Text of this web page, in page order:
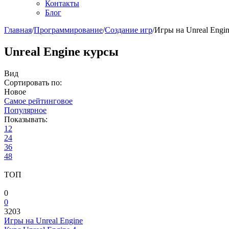
Контакты
Блог
Главная/Программирование/Создание игр/Игры на Unreal
Unreal Engine курсы
Вид
Сортировать по:
Новое
Самое рейтинговое
Популярное
Показывать:
12
24
36
48
ТОП
0
0
3203
Игры на Unreal Engine